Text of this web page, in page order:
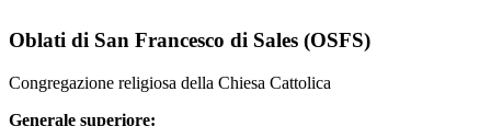
Oblati di San Francesco di Sales (OSFS)
Congregazione religiosa della Chiesa Cattolica
Generale superiore: